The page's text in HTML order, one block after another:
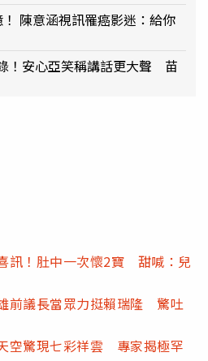
！ 陳意涵視訊罹癌影迷：給你
！安心亞笑稱講話更大聲 苗
訊！肚中一次懷2寶 甜喊：兒
前議長當眾力挺賴瑞隆 驚吐
空驚現七彩祥雲 專家揭極罕